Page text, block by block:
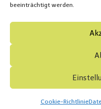
beeinträchtigt werden.
Cookie-Richtlinie
Impressum
© 2026 MPU Beratung